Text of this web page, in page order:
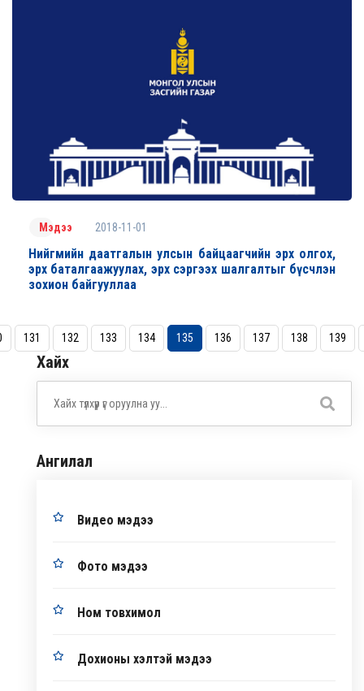
Мэдээ 2018-11-01
Нийгмийн даатгалын улсын байцаагчийн эрх олгох,
эрх баталгаажуулах, эрх сэргээх шалгалтыг бүсчлэн
зохион байгууллаа
131 132 133 134 135 136 137 138 139
Хайх
Ангилал
Видео мэдээ
Фото мэдээ
Ном товхимол
Дохионы хэлтэй мэдээ